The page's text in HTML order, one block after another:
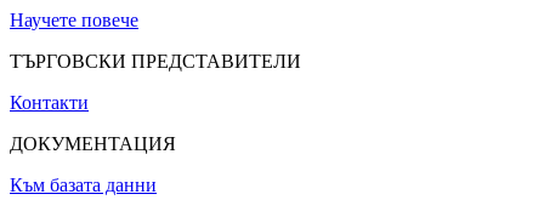
Научете повече
ТЪРГОВСКИ ПРЕДСТАВИТЕЛИ
Контакти
ДОКУМЕНТАЦИЯ
Към базата данни